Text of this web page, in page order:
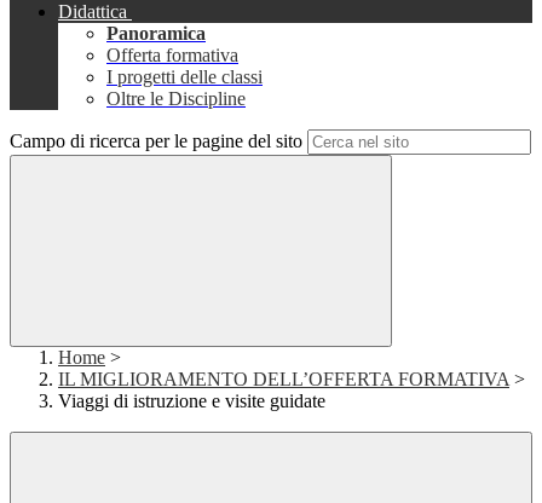
Didattica
Panoramica
Offerta formativa
I progetti delle classi
Oltre le Discipline
Campo di ricerca per le pagine del sito
Home >
IL MIGLIORAMENTO DELL’OFFERTA FORMATIVA >
Viaggi di istruzione e visite guidate